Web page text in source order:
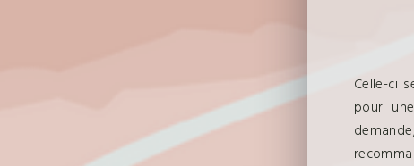
Celle-ci
pour